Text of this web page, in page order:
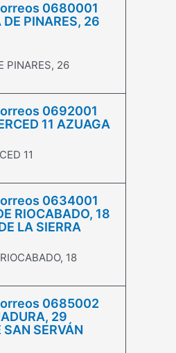
0680001
PINARES, 26
PINARES, 26
0692001
11 AZUAGA
11
0634001
RIOCABADO, 18
LA SIERRA
18
0685002
29
SAN SERVÁN